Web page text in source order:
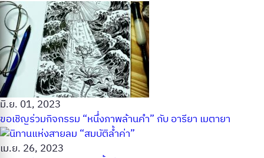
มิ.ย. 01, 2023
ขอเชิญร่วมกิจกรรม “หนึ่งภาพล้านคำ” กับ อารียา เมตายา
เม.ย. 26, 2023